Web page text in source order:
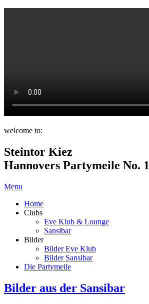
welcome to:
Steintor Kiez
Hannovers Partymeile No. 1
Menu
Home
Clubs
Eve Klub & Lounge
Sansibar
Bilder
Bilder Eve Klub
Bilder Sansibar
Die Partymeile
Bilder aus der Sansibar